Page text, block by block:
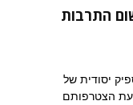
התרבות
יסודית של
הצטרפותם